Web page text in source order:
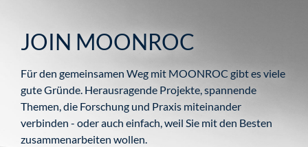
JOIN MOONROC
Für den gemeinsamen Weg mit MOONROC gibt es viele
gute Gründe. Herausragende Projekte, spannende
Themen, die Forschung und Praxis miteinander
verbinden - oder auch einfach, weil Sie mit den Besten
zusammenarbeiten wollen.